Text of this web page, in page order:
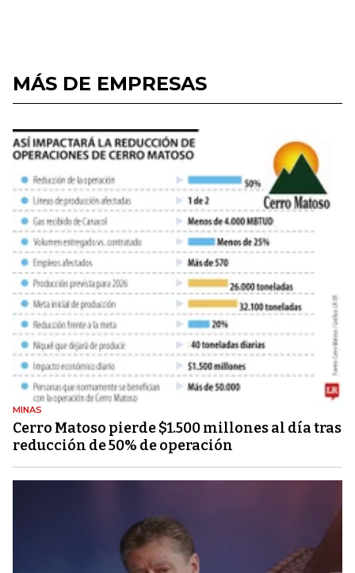
MÁS DE EMPRESAS
MINAS
Cerro Matoso pierde $1.500 millones al día tras
reducción de 50% de operación